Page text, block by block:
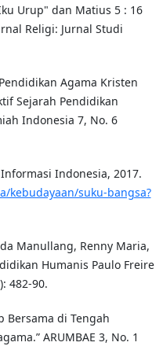
Urup" dan Matius 5 : 16
Religi: Jurnal Studi
Agama Kristen
Sejarah Pendidikan
Indonesia 7, No. 6
Indonesia, 2017.
kebudayaan/suku-bangsa?
Manullang, Renny Maria,
Humanis Paulo Freire
482-90.
Bersama di Tengah
ARUMBAE 3, No. 1